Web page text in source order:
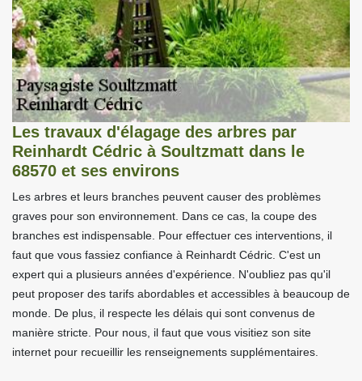
Les travaux d'élagage des arbres par
Reinhardt Cédric à Soultzmatt dans le
68570 et ses environs
Les arbres et leurs branches peuvent causer des problèmes
graves pour son environnement. Dans ce cas, la coupe des
branches est indispensable. Pour effectuer ces interventions, il
faut que vous fassiez confiance à Reinhardt Cédric. C'est un
expert qui a plusieurs années d'expérience. N'oubliez pas qu'il
peut proposer des tarifs abordables et accessibles à beaucoup de
monde. De plus, il respecte les délais qui sont convenus de
manière stricte. Pour nous, il faut que vous visitiez son site
internet pour recueillir les renseignements supplémentaires.